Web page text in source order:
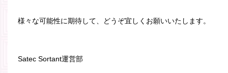
様々な可能性に期待して、どうぞ宜しくお願いいたします。
Satec Sortant運営部